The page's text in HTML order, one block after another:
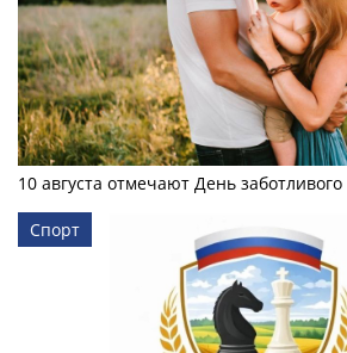
10 августа отмечают День
Спорт